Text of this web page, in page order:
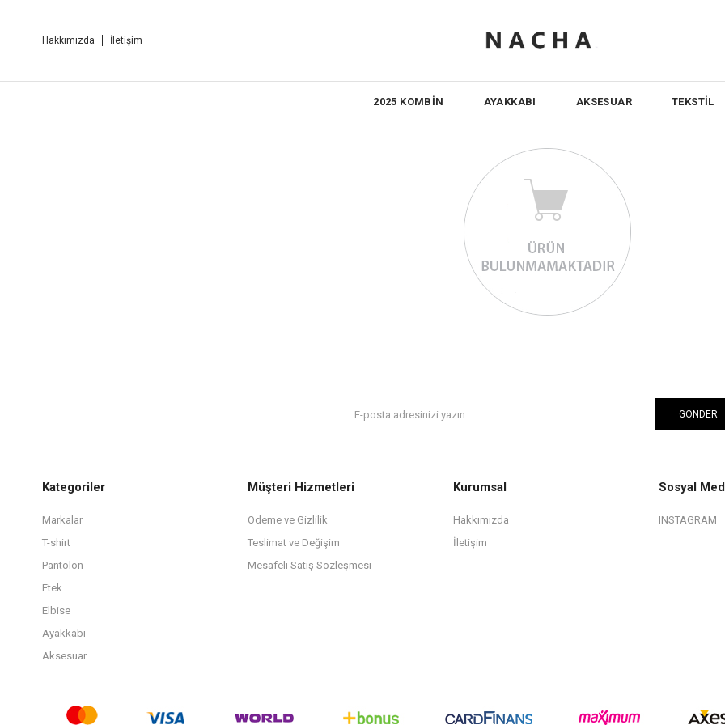
Hakkımızda İletişim
2025 KOMBİN AYAKKABI AKSESUAR TEKSTİL
GÖNDER
Kategoriler
Markalar
T-shirt
Pantolon
Etek
Elbise
Ayakkabı
Aksesuar
Müşteri Hizmetleri
Ödeme ve Gizlilik
Teslimat ve Değişim
Mesafeli Satış Sözleşmesi
Kurumsal
Hakkımızda
İletişim
Sosyal
INSTAGRAM